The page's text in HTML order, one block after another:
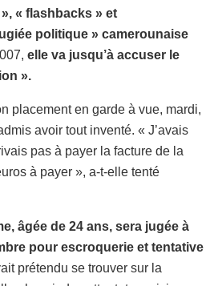
« flashbacks » et
politique » camerounaise
elle va jusqu’à accuser le
».
placement en garde à vue, mardi,
avoir tout inventé. « J’avais
pas à payer la facture de la
à payer », a-t-elle tenté
âgée de 24 ans, sera jugée à
pour escroquerie et tentative
prétendu se trouver sur la